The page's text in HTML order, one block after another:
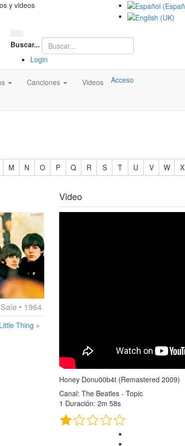
y videos
Buscar...
Login
Canciones Videos Acceso
M N O P Q R S T U V W X
• 1964
Thing »
Video
Honey Donu00b4t (Remastered 2009)
Canal: The Beatles - Topic
1 Duración: 2m 58s